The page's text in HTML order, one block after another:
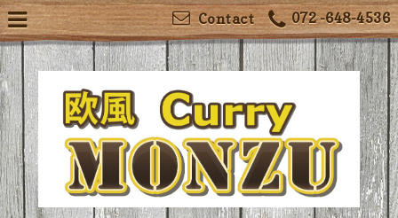
072 -648-4536
Contact